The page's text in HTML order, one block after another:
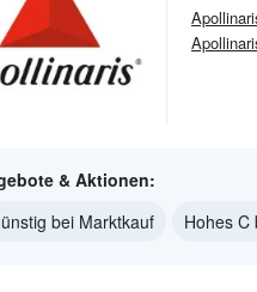
& Aktionen:
bei Marktkauf
Hohes C